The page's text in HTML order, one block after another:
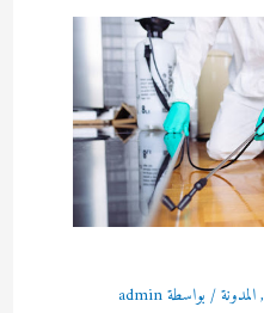
,المدونة/ بواسطةadmin